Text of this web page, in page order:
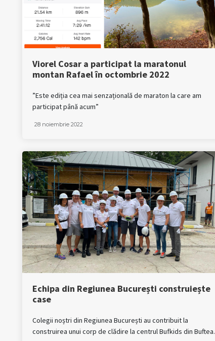
Viorel Cosar a participat la maratonul
montan Rafael în octombrie 2022
”Este ediția cea mai senzațională de maraton la care am
participat până acum”
28 noiembrie 2022
Echipa din Regiunea București construiește
case
Colegii noștri din Regiunea București au contribuit la
construirea unui corp de clădire la centrul Bufkids din Buftea.